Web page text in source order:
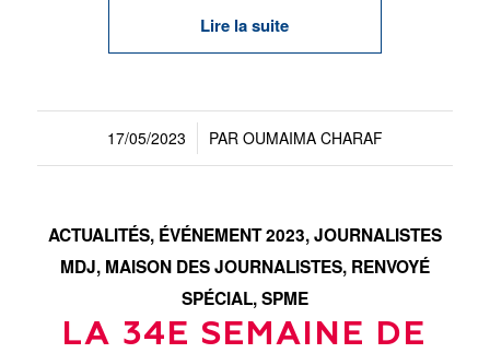
Lire la suite
17/05/2023
/ PAR OUMAIMA CHARAF
ACTUALITÉS, ÉVÉNEMENT 2023,JOURNALISTES
MDJ, MAISON DES JOURNALISTES, RENVOYÉ
SPÉCIAL,SPME
LA 34E SEMAINE DE